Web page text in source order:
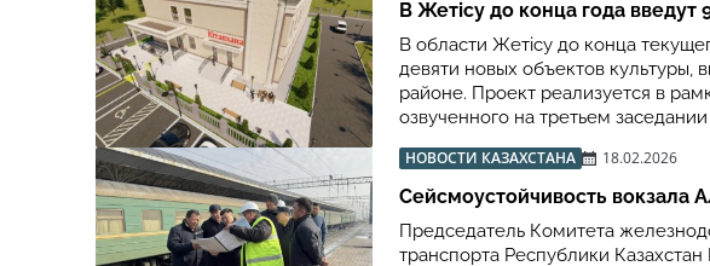
В Жетісу до конца года
В области Жетісу до конца
девяти новых объектов
районе. Проект реализуется в
озвученного на третьем
НОВОСТИ КАЗАХСТАНА 18.02.2026
Сейсмоустойчивость вокзала
Председатель Комитета
транспорта Республики